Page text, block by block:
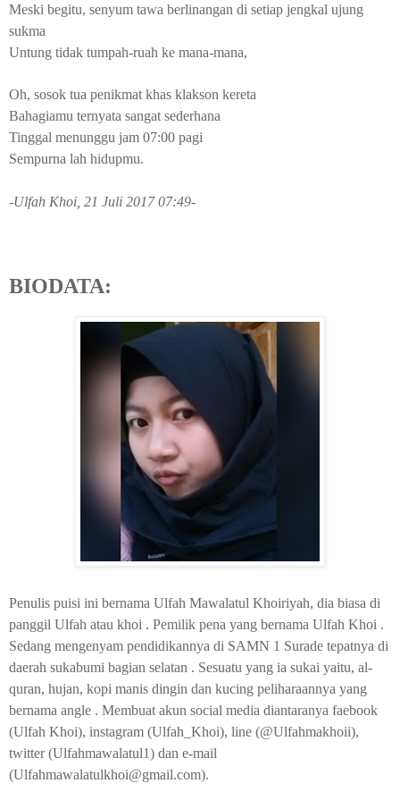
Meski begitu, senyum tawa berlinangan di setiap jengkal ujung
sukma
Untung tidak tumpah-ruah ke mana-mana,
Oh, sosok tua penikmat khas klakson kereta
Bahagiamu ternyata sangat sederhana
Tinggal menunggu jam 07:00 pagi
Sempurna lah hidupmu.
-Ulfah Khoi, 21 Juli 2017 07:49-
BIODATA:
Penulis puisi ini bernama Ulfah Mawalatul Khoiriyah, dia biasa di
panggil Ulfah atau khoi . Pemilik pena yang bernama Ulfah Khoi .
Sedang mengenyam pendidikannya di SAMN 1 Surade tepatnya di
daerah sukabumi bagian selatan . Sesuatu yang ia sukai yaitu, al-
quran, hujan, kopi manis dingin dan kucing peliharaannya yang
bernama angle . Membuat akun social media diantaranya faebook
(Ulfah Khoi), instagram (Ulfah_Khoi), line (@Ulfahmakhoii),
twitter (Ulfahmawalatul1) dan e-mail
(Ulfahmawalatulkhoi@gmail.com).